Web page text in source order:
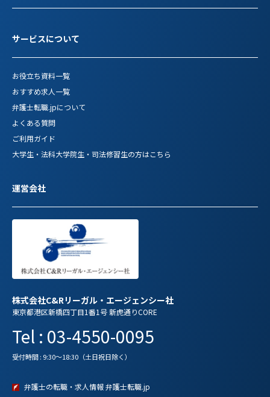
サービスについて
お役立ち資料一覧
おすすめ求人一覧
弁護士転職.jpについて
よくある質問
ご利用ガイド
大学生・法科大学院生・司法修習生の方はこちら
運営会社
株式会社C&Rリーガル・エージェンシー社
東京都港区新橋四丁目1番1号 新虎通りCORE
Tel : 03-4550-0095
受付時間 : 9:30～18:30（土日祝日除く）
弁護士の転職・求人情報 弁護士転職.jp